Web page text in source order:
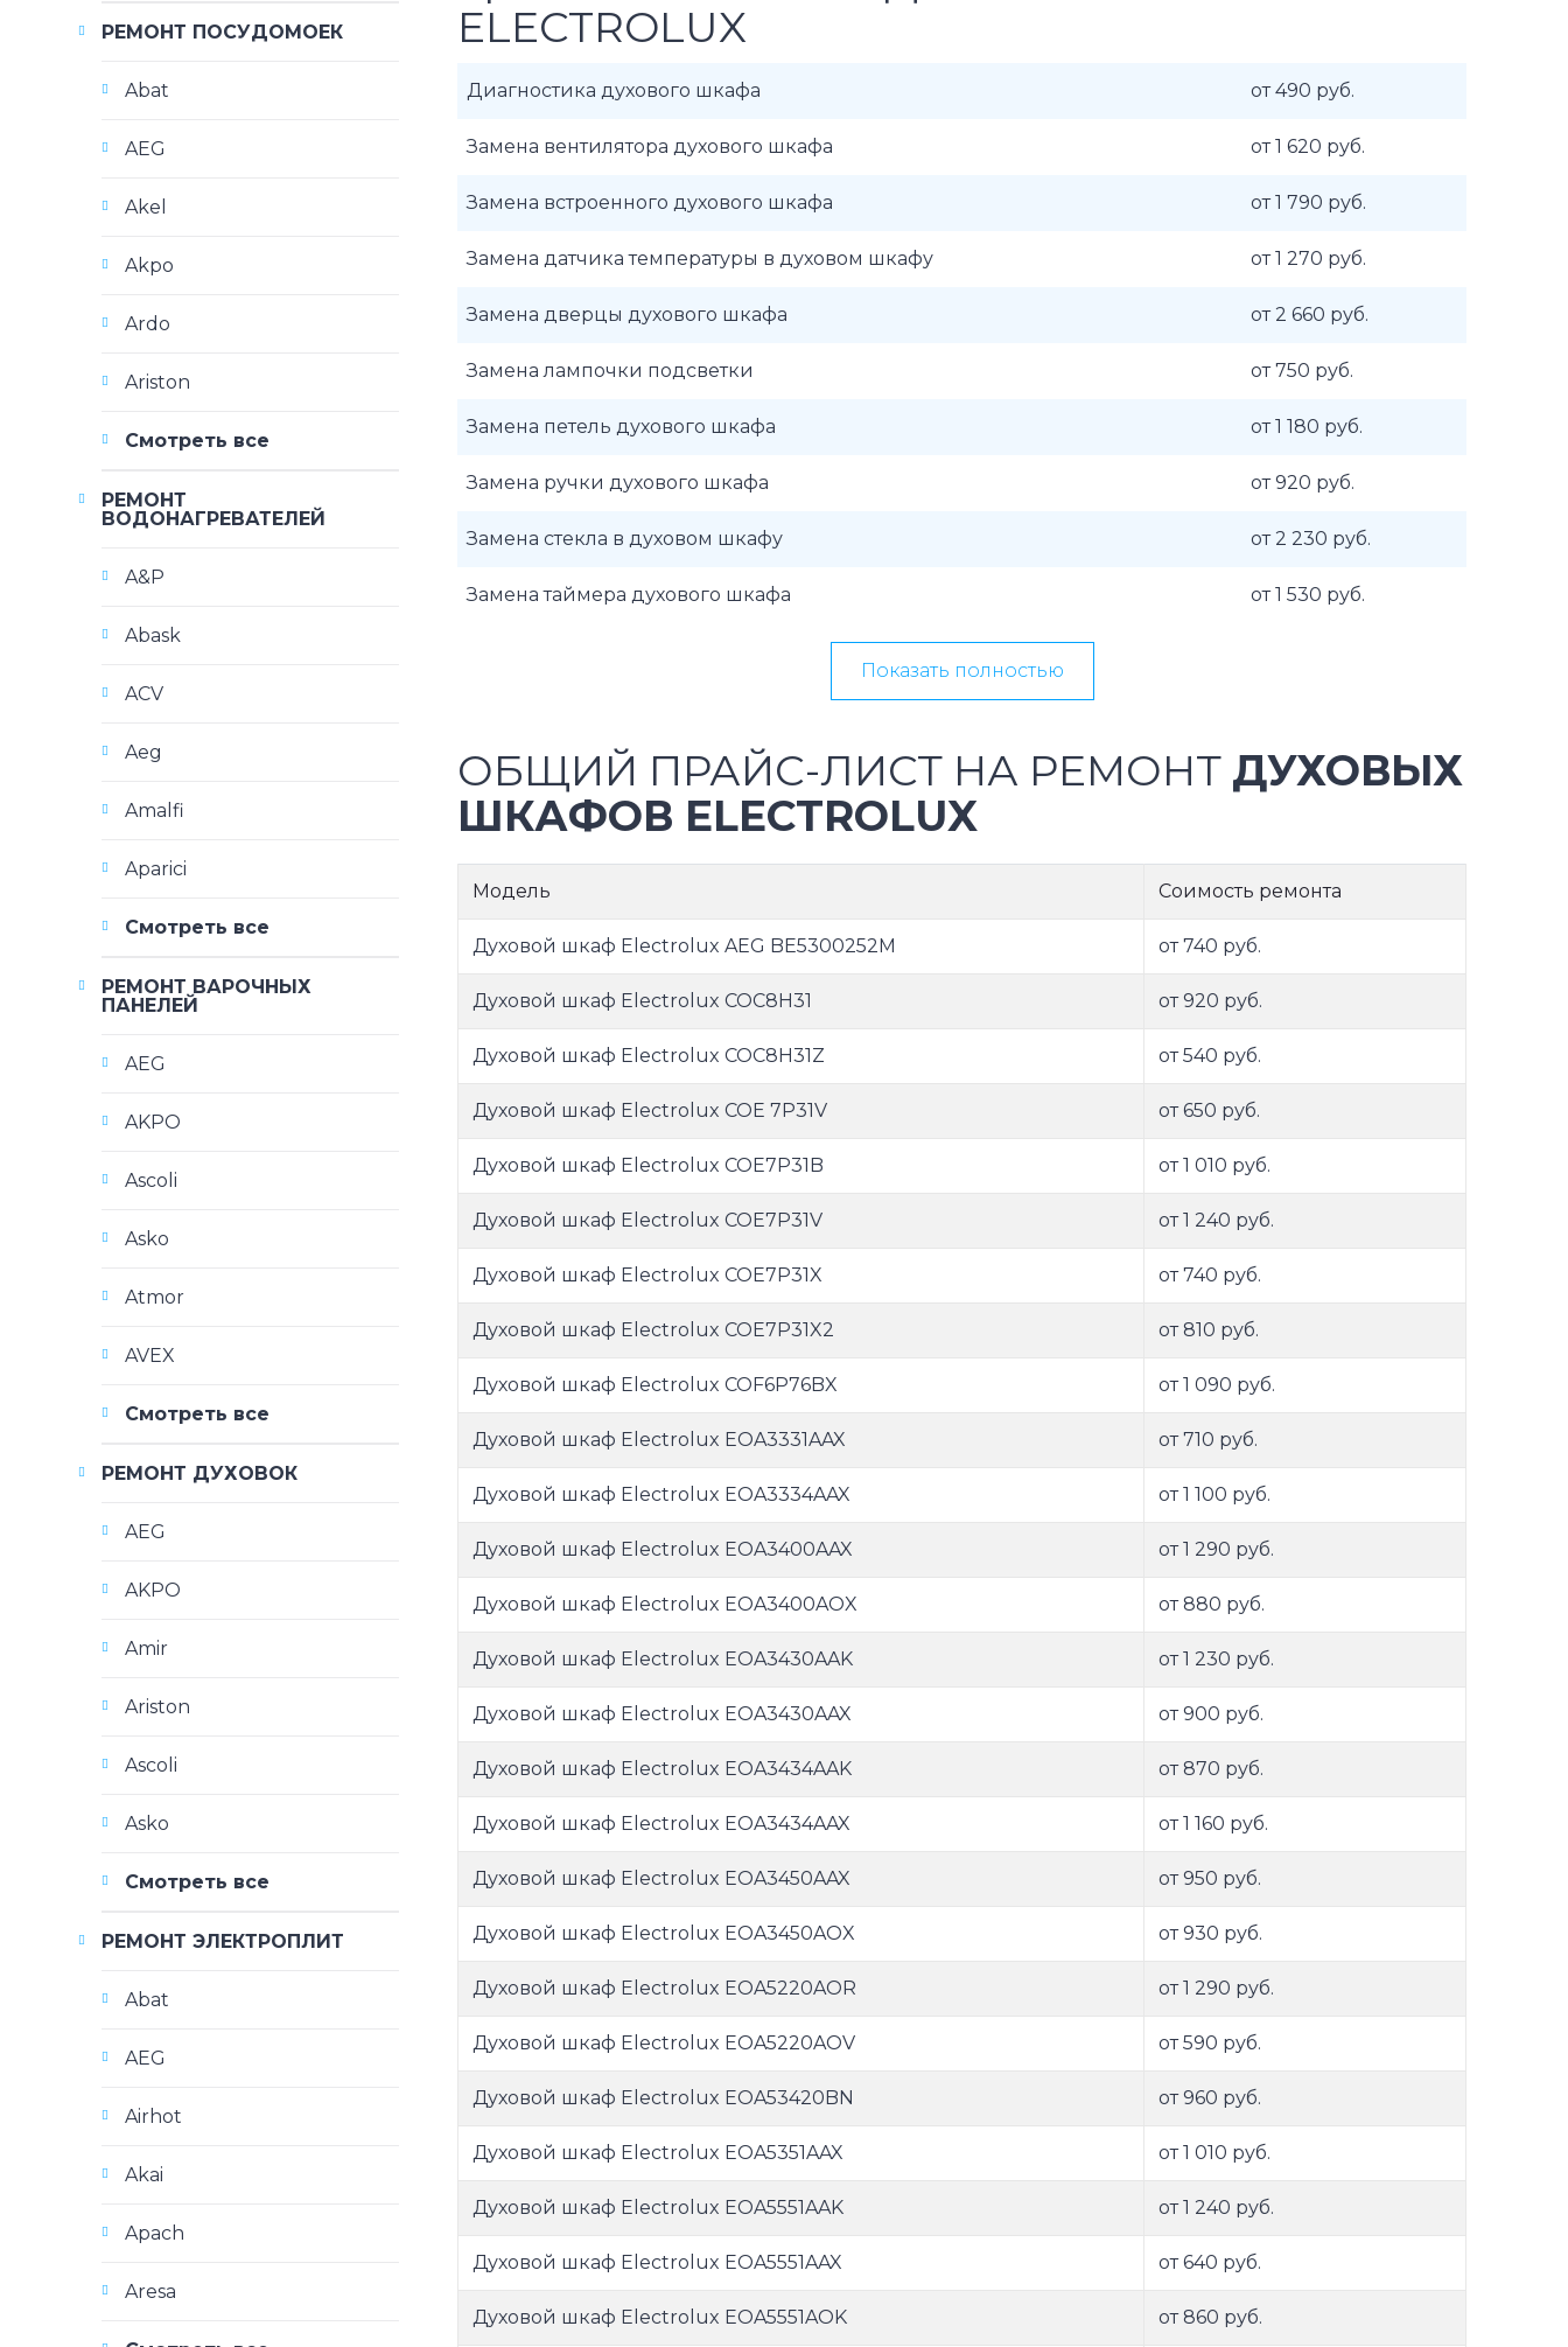
ELECTROLUX
Диагностика духового шкафа от 490 руб.
Замена вентилятора духового шкафа от 1 620 руб.
Замена встроенного духового шкафа от 1 790 руб.
Замена датчика температуры в духовом шкафу от 1 270 руб.
Замена дверцы духового шкафа от 2 660 руб.
Замена лампочки подсветки от 750 руб.
Замена петель духового шкафа от 1 180 руб.
Замена ручки духового шкафа от 920 руб.
Замена стекла в духовом шкафу от 2 230 руб.
Замена таймера духового шкафа от 1 530 руб.
Показать полностью
ОБЩИЙ ПРАЙС-ЛИСТ НА РЕМОНТ ДУХОВЫХ
ШКАФОВ ELECTROLUX
Модель Соимость ремонта
Духовой шкаф Electrolux AEG BE5300252M от 740 руб.
Духовой шкаф Electrolux COC8H31 от 920 руб.
Духовой шкаф Electrolux COC8H31Z от 540 руб.
Духовой шкаф Electrolux COE 7P31V от 650 руб.
Духовой шкаф Electrolux COE7P31B от 1 010 руб.
Духовой шкаф Electrolux COE7P31V от 1 240 руб.
Духовой шкаф Electrolux COE7P31X от 740 руб.
Духовой шкаф Electrolux COE7P31X2 от 810 руб.
Духовой шкаф Electrolux COF6P76BX от 1 090 руб.
Духовой шкаф Electrolux EOA3331AAX от 710 руб.
Духовой шкаф Electrolux EOA3334AAX от 1 100 руб.
Духовой шкаф Electrolux EOA3400AAX от 1 290 руб.
Духовой шкаф Electrolux EOA3400AOX от 880 руб.
Духовой шкаф Electrolux EOA3430AAK от 1 230 руб.
Духовой шкаф Electrolux EOA3430AAX от 900 руб.
Духовой шкаф Electrolux EOA3434AAK от 870 руб.
Духовой шкаф Electrolux EOA3434AAX от 1 160 руб.
Духовой шкаф Electrolux EOA3450AAX от 950 руб.
Духовой шкаф Electrolux EOA3450AOX от 930 руб.
Духовой шкаф Electrolux EOA5220AOR от 1 290 руб.
Духовой шкаф Electrolux EOA5220AOV от 590 руб.
Духовой шкаф Electrolux EOA53420BN от 960 руб.
Духовой шкаф Electrolux EOA5351AAX от 1 010 руб.
Духовой шкаф Electrolux EOA5551AAK от 1 240 руб.
Духовой шкаф Electrolux EOA5551AAX от 640 руб.
Духовой шкаф Electrolux EOA5551AOK от 860 руб.
РЕМОНТ ПОСУДОМОЕК
Abat
AEG
Akel
Akpo
Ardo
Ariston
Смотреть все
РЕМОНТ
ВОДОНАГРЕВАТЕЛЕЙ
A&P
Abask
ACV
Aeg
Amalfi
Aparici
Смотреть все
РЕМОНТ ВАРОЧНЫХ
ПАНЕЛЕЙ
AEG
AKPO
Ascoli
Asko
Atmor
AVEX
Смотреть все
РЕМОНТ ДУХОВОК
AEG
AKPO
Amir
Ariston
Ascoli
Asko
Смотреть все
РЕМОНТ ЭЛЕКТРОПЛИТ
Abat
AEG
Airhot
Akai
Apach
Aresa